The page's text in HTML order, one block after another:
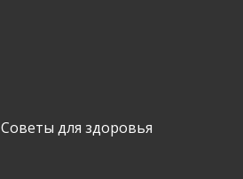
Советы для здоровья